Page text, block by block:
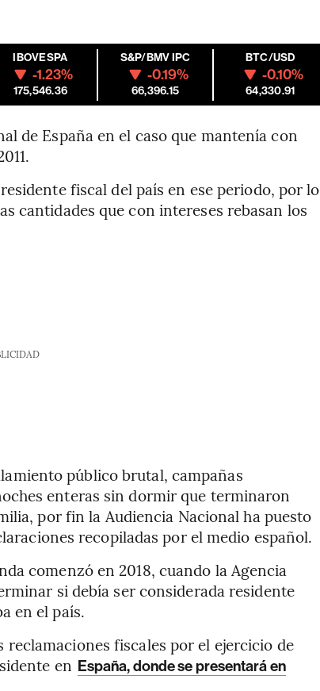
IBOVESPA
-1.23%
175,546.36
S&P/BMV IPC
-0.19%
66,396.15
BTC/USD
-0.10%
64,330.91
de España en el caso que mantenía con
fiscal del país en ese periodo, por lo
cantidades que con intereses rebasan los
público brutal, campañas
enteras sin dormir que terminaron
por fin la Audiencia Nacional ha puesto
recopiladas por el medio español.
comenzó en 2018, cuando la Agencia
si debía ser considerada residente
en el país.
fiscales por el ejercicio de
en España, donde se presentará en